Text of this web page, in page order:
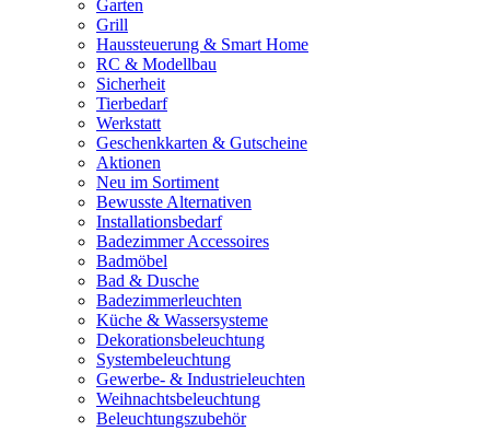
Garten
Grill
Haussteuerung & Smart Home
RC & Modellbau
Sicherheit
Tierbedarf
Werkstatt
Geschenkkarten & Gutscheine
Aktionen
Neu im Sortiment
Bewusste Alternativen
Installationsbedarf
Badezimmer Accessoires
Badmöbel
Bad & Dusche
Badezimmerleuchten
Küche & Wassersysteme
Dekorationsbeleuchtung
Systembeleuchtung
Gewerbe- & Industrieleuchten
Weihnachtsbeleuchtung
Beleuchtungszubehör